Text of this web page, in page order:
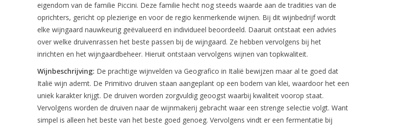
eigendom van de familie Piccini. Deze familie hecht nog steeds waarde aan de tradities van de
oprichters, gericht op plezierige en voor de regio kenmerkende wijnen. Bij dit wijnbedrijf wordt
elke wijngaard nauwkeurig geëvalueerd en individueel beoordeeld. Daaruit ontstaat een advies
over welke druivenrassen het beste passen bij de wijngaard. Ze hebben vervolgens bij het
inrichten en het wijngaardbeheer. Hieruit ontstaan vervolgens wijnen van topkwaliteit.
Wijnbeschrijving: De prachtige wijnvelden va Geografico in Italië bewijzen maar al te goed dat
Italië wijn ademt. De Primitivo druiven staan aangeplant op een bodem van klei, waardoor het een
uniek karakter krijgt. De druiven worden zorgvuldig geoogst waarbij kwaliteit voorop staat.
Vervolgens worden de druiven naar de wijnmakerij gebracht waar een strenge selectie volgt. Want
simpel is alleen het beste van het beste goed genoeg. Vervolgens vindt er een fermentatie bij